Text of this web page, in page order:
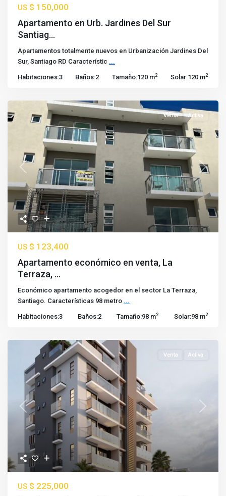
US $ 150,000
Apartamento en Urb. Jardines Del Sur
Santiag...
Apartamentos totalmente nuevos en Urbanización Jardines Del
Sur, Santiago RD Característic ...
Habitaciones:3 Baños:2 Tamaño:120 m2 Solar:120 m2
Previous Next
Venta Activa
US $ 123,400
Apartamento económico en venta, La
Terraza, ...
Económico apartamento acogedor en el sector La Terraza,
Santiago. Características 98 metro ...
Habitaciones:3 Baños:2 Tamaño:98 m2 Solar:98 m2
Previous Next
Venta Activa
US $ 225,000